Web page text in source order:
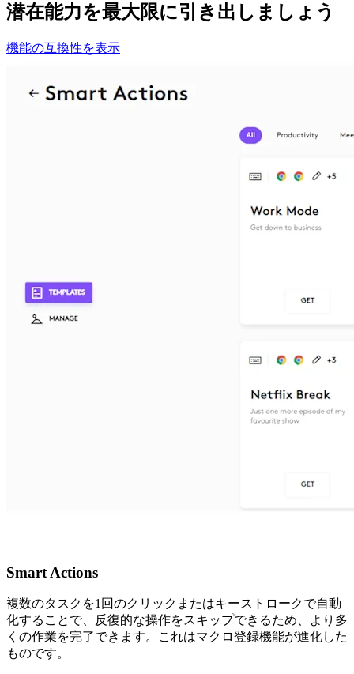
潜在能力を最大限に引き出しましょう
機能の互換性を表示
Smart Actions
複数のタスクを1回のクリックまたはキーストロークで自動
化することで、反復的な操作をスキップできるため、より多
くの作業を完了できます。これはマクロ登録機能が進化した
ものです。